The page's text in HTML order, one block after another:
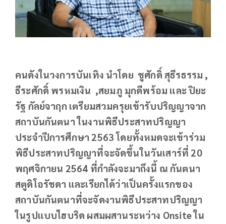
คนดังในวงการบันเทิง นำโดย ชูศักดิ์ สุธีรธรรม ,
ธีระศักดิ์ พรหมเงิน ,สยมภู มุกดีพร้อม และ ปิยะ
รัฐ กัลย์จาฤก เตรียมสวมครุยเข้ารับปริญญาจาก
สถาบันกันตนา ในงานพิธีประสาทปริญญา
ประจำปีการศึกษา 2563 โดยทั้งหมดจะเข้าร่วม
พิธีประสาทปริญญาที่จะจัดขึ้นในวันเสาร์ที่ 20
พฤศจิกายน 2564 ที่กำลังจะมาถึงนี้ ณ กันตนา
สตูดิโอรัชดา และเรียกได้ว่าเป็นครั้งแรกของ
สถาบันกันตนาที่จะจัดงานพิธีประสาทปริญญา
ในรูปแบบไฮบริด ผสมผสานระหว่าง Onsite ใน